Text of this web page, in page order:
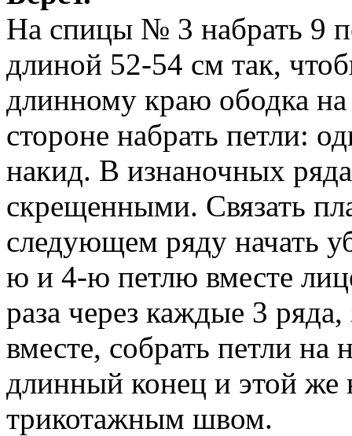
На спицы № 3 набрать 9
длиной 52-54 см так,
длинному краю ободка
стороне набрать петли:
накид. В изнаночных
скрещенными. Связать
следующем ряду начать
ю и 4-ю петлю вместе
раза через каждые 3
вместе, собрать петли на
длинный конец и этой же
трикотажным швом.